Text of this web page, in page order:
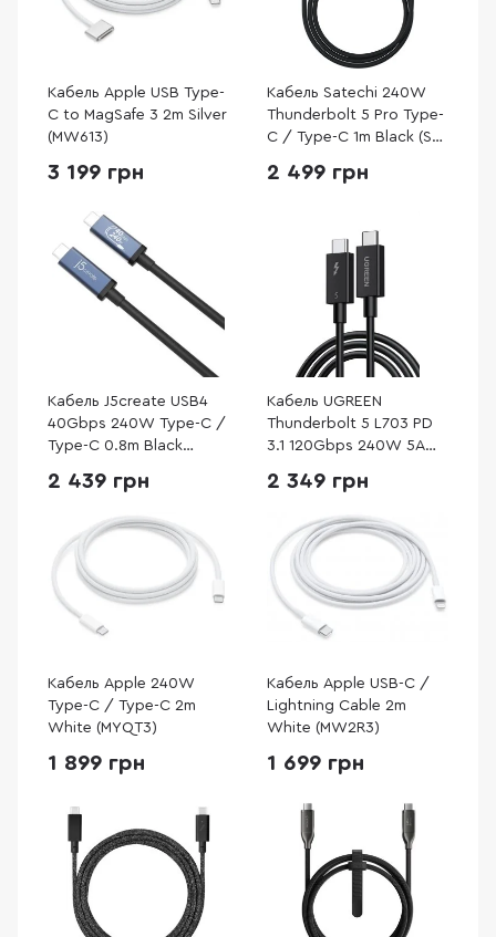
Кабель Apple USB Type-
C to MagSafe 3 2m Silver
(MW613)
3 199 грн
Кабель Satechi 240W
Thunderbolt 5 Pro Type-
C / Type-C 1m Black (ST-
2 499 грн
Кабель J5create USB4
40Gbps 240W Type-C /
Type-C 0.8m Black
2 439 грн
Кабель UGREEN
Thunderbolt 5 L703 PD
3.1 120Gbps 240W 5A
Black (45996)
2 349 грн
Кабель Apple 240W
Type-C / Type-C 2m
White (MYQT3)
1 899 грн
Кабель Apple USB-C /
Lightning Cable 2m
White (MW2R3)
1 699 грн